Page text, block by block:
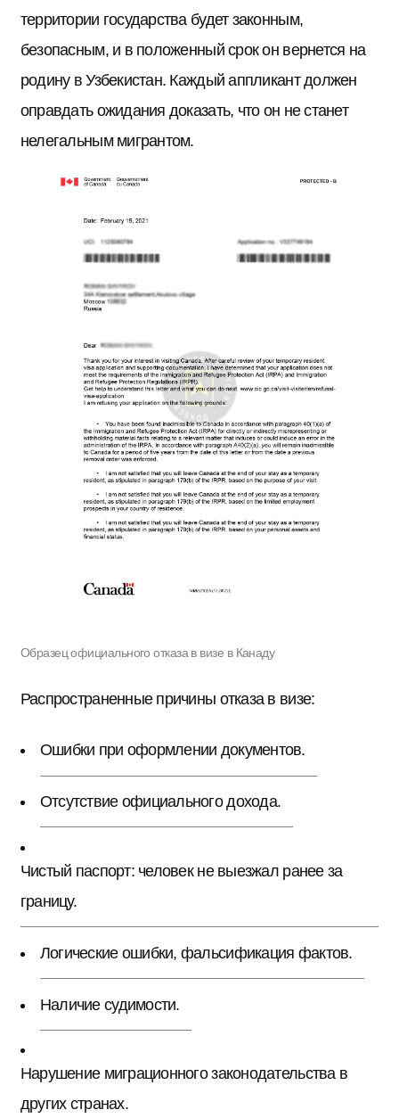
территории государства будет законным,
безопасным, и в положенный срок он вернется на
родину в Узбекистан. Каждый аппликант должен
оправдать ожидания доказать, что он не станет
нелегальным мигрантом.
Образец официального отказа в визе в Канаду
Распространенные причины отказа в визе:
Ошибки при оформлении документов.
Отсутствие официального дохода.
Чистый паспорт: человек не выезжал ранее за
границу.
Логические ошибки, фальсификация фактов.
Наличие судимости.
Нарушение миграционного законодательства в
других странах.